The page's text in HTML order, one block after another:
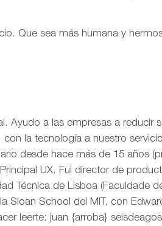
Que sea más humana y
Ayudo a las empresas a reducir
la tecnología a nuestro
desde hace más de 15 años
UX. Fui director de
Técnica de Lisboa (Faculdade
Sloan School del MIT, con
leerte: juan {arroba}